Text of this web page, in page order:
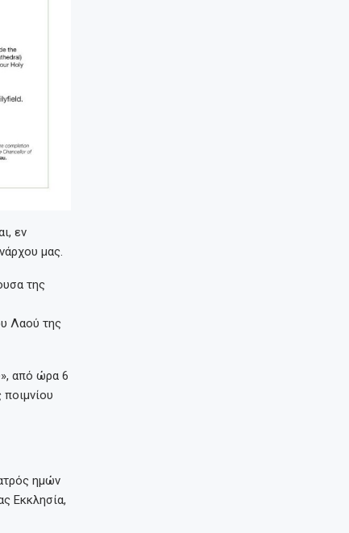
εν
μας.
της
Λαού της
από ώρα 6
ημών
Εκκλησία,